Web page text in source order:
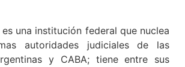
es una institución federal que nuclea
autoridades judiciales de las
y CABA; tiene entre sus